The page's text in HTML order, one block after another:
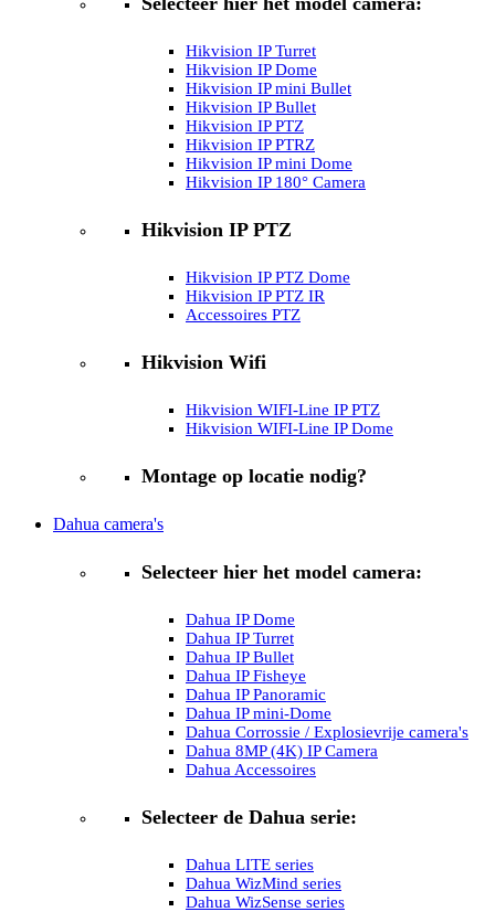
Hikvision IP Turret
Hikvision IP Dome
Hikvision IP mini Bullet
Hikvision IP Bullet
Hikvision IP PTZ
Hikvision IP PTRZ
Hikvision IP mini Dome
Hikvision IP 180° Camera
Hikvision IP PTZ
Hikvision IP PTZ Dome
Hikvision IP PTZ IR
Accessoires PTZ
Hikvision Wifi
Hikvision WIFI-Line IP PTZ
Hikvision WIFI-Line IP Dome
Montage op locatie nodig?
Dahua camera's
Selecteer hier het model camera:
Dahua IP Dome
Dahua IP Turret
Dahua IP Bullet
Dahua IP Fisheye
Dahua IP Panoramic
Dahua IP mini-Dome
Dahua Corrossie / Explosievrije camera's
Dahua 8MP (4K) IP Camera
Dahua Accessoires
Selecteer de Dahua serie:
Dahua LITE series
Dahua WizMind series
Dahua WizSense series